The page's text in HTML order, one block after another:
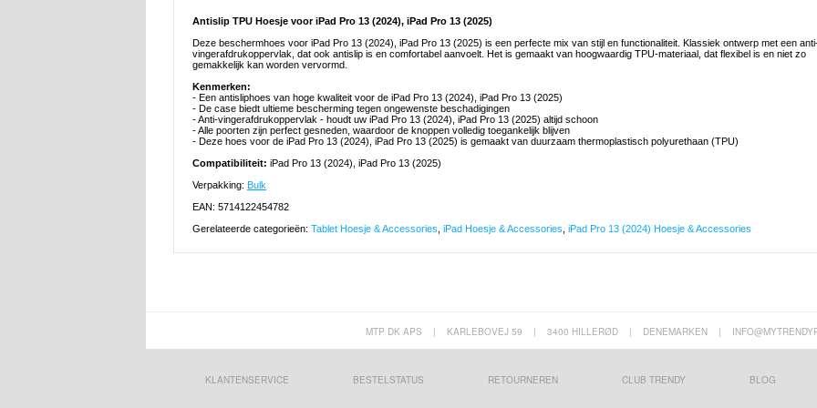
Antislip TPU Hoesje voor iPad Pro 13 (2024), iPad Pro 13 (2025)
Deze beschermhoes voor iPad Pro 13 (2024), iPad Pro 13 (2025) is een perfecte mix van stijl en functionaliteit. Klassiek ontwerp met een
vingerafdrukoppervlak, dat ook antislip is en comfortabel aanvoelt. Het is gemaakt van hoogwaardig TPU-materiaal, dat flexibel is en niet zo
gemakkelijk kan worden vervormd.
Kenmerken:
- Een antisliphoes van hoge kwaliteit voor de iPad Pro 13 (2024), iPad Pro 13 (2025)
- De case biedt ultieme bescherming tegen ongewenste beschadigingen
- Anti-vingerafdrukoppervlak - houdt uw iPad Pro 13 (2024), iPad Pro 13 (2025) altijd schoon
- Alle poorten zijn perfect gesneden, waardoor de knoppen volledig toegankelijk blijven
- Deze hoes voor de iPad Pro 13 (2024), iPad Pro 13 (2025) is gemaakt van duurzaam thermoplastisch polyurethaan (TPU)
Compatibiliteit: iPad Pro 13 (2024), iPad Pro 13 (2025)
Verpakking: Bulk
EAN: 5714122454782
Gerelateerde categorieën: Tablet Hoesje & Accessories iPad Hoesje & Accessories iPad Pro 13 (2024) Hoesje & Accessories
MTP DK APS | KARLEBOVEJ 59 | 3400 HILLERØD | DENEMARKEN |
KLANTENSERVICE BESTELSTATUS RETOURNEREN CLUB TRENDY BLOG